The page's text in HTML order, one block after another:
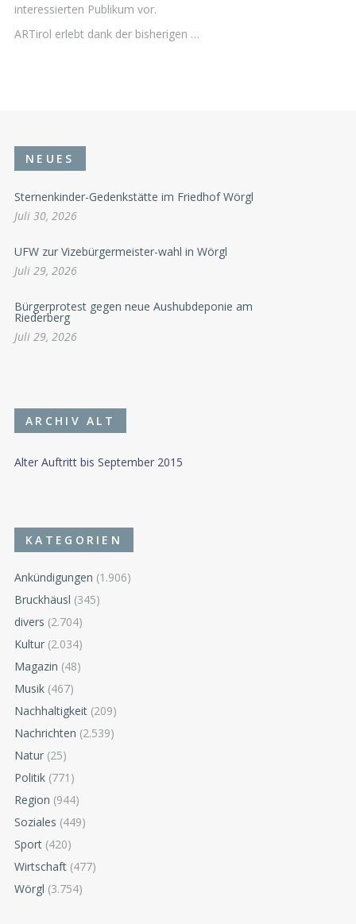
interessierten Publikum vor.
ARTirol erlebt dank der bisherigen …
NEUES
Sternenkinder-Gedenkstätte im Friedhof Wörgl
Juli 30, 2026
UFW zur Vizebürgermeister-wahl in Wörgl
Juli 29, 2026
Bürgerprotest gegen neue Aushubdeponie am
Riederberg
Juli 29, 2026
ARCHIV ALT
Alter Auftritt bis September 2015
KATEGORIEN
Ankündigungen (1.906)
Bruckhäusl (345)
divers (2.704)
Kultur (2.034)
Magazin (48)
Musik (467)
Nachhaltigkeit (209)
Nachrichten (2.539)
Natur (25)
Politik (771)
Region (944)
Soziales (449)
Sport (420)
Wirtschaft (477)
Wörgl (3.754)